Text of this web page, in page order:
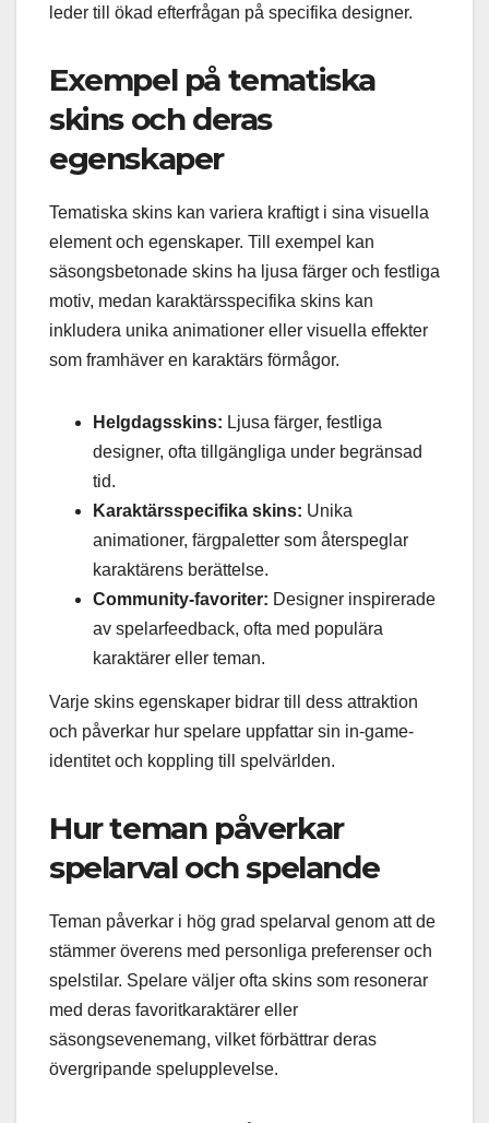
leder till ökad efterfrågan på specifika designer.
Exempel på tematiska
skins och deras
egenskaper
Tematiska skins kan variera kraftigt i sina visuella
element och egenskaper. Till exempel kan
säsongsbetonade skins ha ljusa färger och festliga
motiv, medan karaktärsspecifika skins kan
inkludera unika animationer eller visuella effekter
som framhäver en karaktärs förmågor.
Helgdagsskins: Ljusa färger, festliga
designer, ofta tillgängliga under begränsad
tid.
Karaktärsspecifika skins: Unika
animationer, färgpaletter som återspeglar
karaktärens berättelse.
Community-favoriter: Designer inspirerade
av spelarfeedback, ofta med populära
karaktärer eller teman.
Varje skins egenskaper bidrar till dess attraktion
och påverkar hur spelare uppfattar sin in-game-
identitet och koppling till spelvärlden.
Hur teman påverkar
spelarval och spelande
Teman påverkar i hög grad spelarval genom att de
stämmer överens med personliga preferenser och
spelstilar. Spelare väljer ofta skins som resonerar
med deras favoritkaraktärer eller
säsongsevenemang, vilket förbättrar deras
övergripande spelupplevelse.